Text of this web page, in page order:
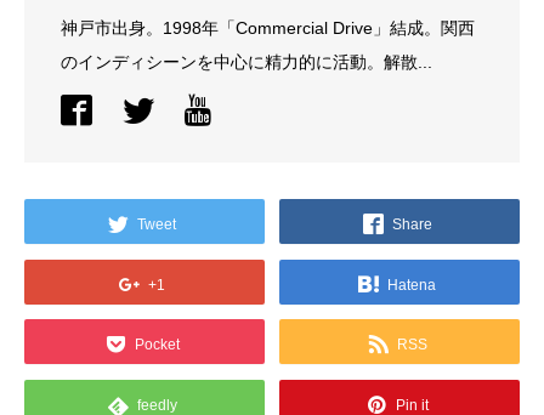
神戸市出身。1998年「Commercial Drive」結成。関西
のインディシーンを中心に精力的に活動。解散...
Tweet Share
+1 Hatena
Pocket RSS
feedly Pin it